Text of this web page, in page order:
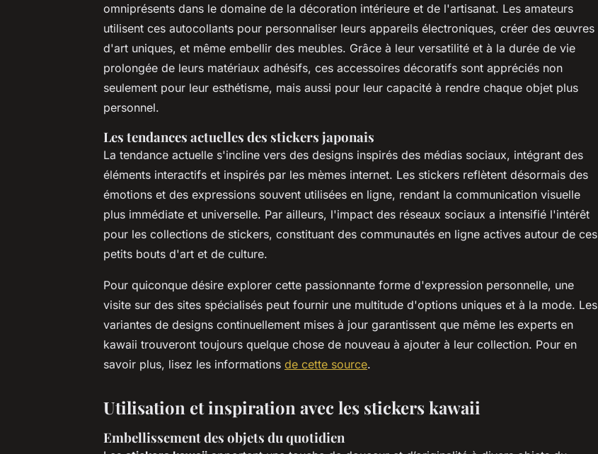
omniprésents dans le domaine de la décoration intérieure et de l'artisanat. Les amateurs
utilisent ces autocollants pour personnaliser leurs appareils électroniques, créer des œuvres
d'art uniques, et même embellir des meubles. Grâce à leur versatilité et à la durée de vie
prolongée de leurs matériaux adhésifs, ces accessoires décoratifs sont appréciés non
seulement pour leur esthétisme, mais aussi pour leur capacité à rendre chaque objet plus
personnel.
Les tendances actuelles des stickers japonais
La tendance actuelle s'incline vers des designs inspirés des médias sociaux, intégrant des
éléments interactifs et inspirés par les mèmes internet. Les stickers reflètent désormais des
émotions et des expressions souvent utilisées en ligne, rendant la communication visuelle
plus immédiate et universelle. Par ailleurs, l'impact des réseaux sociaux a intensifié l'intérêt
pour les collections de stickers, constituant des communautés en ligne actives autour de ces
petits bouts d'art et de culture.
Pour quiconque désire explorer cette passionnante forme d'expression personnelle, une
visite sur des sites spécialisés peut fournir une multitude d'options uniques et à la mode. Les
variantes de designs continuellement mises à jour garantissent que même les experts en
kawaii trouveront toujours quelque chose de nouveau à ajouter à leur collection. Pour en
savoir plus, lisez les informations de cette source.
Utilisation et inspiration avec les stickers kawaii
Embellissement des objets du quotidien